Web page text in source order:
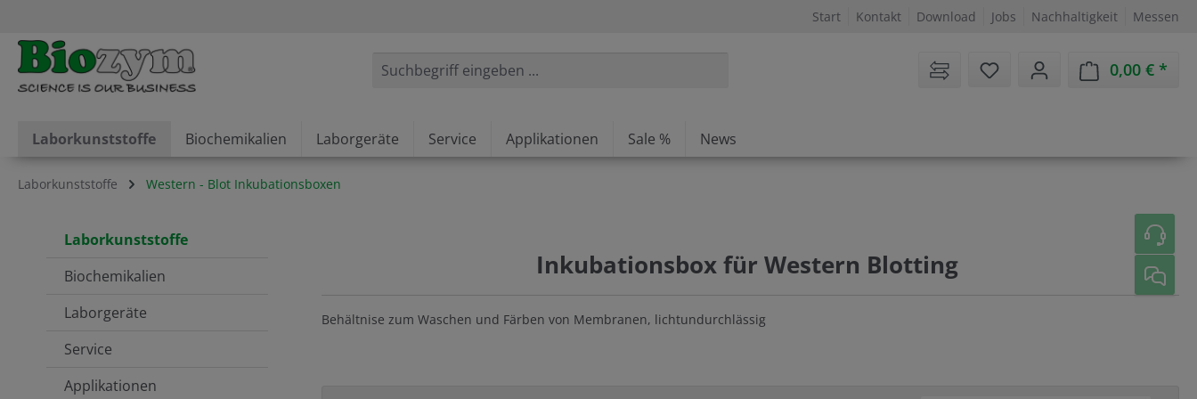
Start Kontakt Download Jobs Nachhaltigkeit Messen
Sie haben 0 Artikel auf dem
0,00 €
Laborkunststoffe Biochemikalien Laborgeräte Service Applikationen Sale % News
Laborkunststoffe Western - Blot Inkubationsboxen
Laborkunststoffe
Biochemikalien
Laborgeräte
Service
Applikationen
Inkubationsbox für Western Blotting
Behältnise zum Waschen und Färben von Membranen, lichtundurchlässig